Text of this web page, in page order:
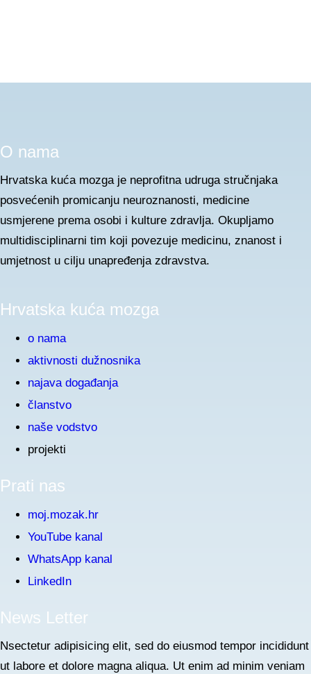
O nama
Hrvatska kuća mozga je neprofitna udruga stručnjaka
posvećenih promicanju neuroznanosti, medicine
usmjerene prema osobi i kulture zdravlja. Okupljamo
multidisciplinarni tim koji povezuje medicinu, znanost i
umjetnost u cilju unapređenja zdravstva.
Hrvatska kuća mozga
o nama
aktivnosti dužnosnika
najava događanja
članstvo
naše vodstvo
projekti
Prati nas
moj.mozak.hr
YouTube kanal
WhatsApp kanal
LinkedIn
News Letter
Nsectetur adipisicing elit, sed do eiusmod tempor incididunt
ut labore et dolore magna aliqua. Ut enim ad minim veniam